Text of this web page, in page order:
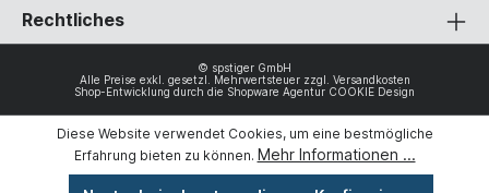
Rechtliches
© spstiger GmbH
Alle Preise exkl. gesetzl. Mehrwertsteuer zzgl. Versandkosten
Shop-Entwicklung durch die Shopware Agentur COOKIE Design
Diese Website verwendet Cookies, um eine bestmögliche
Erfahrung bieten zu können. Mehr Informationen ...